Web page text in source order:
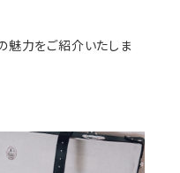
魅力をご紹介いたしま